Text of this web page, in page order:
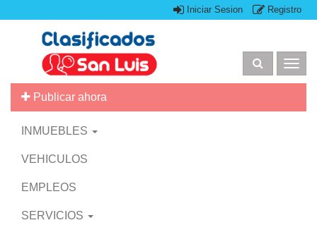
Iniciar Sesion Registro
Publicar ahora
INMUEBLES
VEHICULOS
EMPLEOS
SERVICIOS